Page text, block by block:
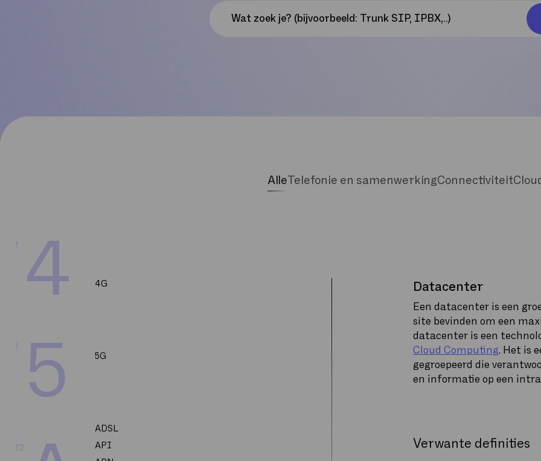
AlleTelefonie en samenwerkingConnectiviteit
4
1
5
1
12
4G
5G
ADSL
API
Datacenter
Een datacenter is een
site bevinden om een
datacenter is een
Cloud Computing. Het is
gegroepeerd die
en informatie op een
Verwante definities